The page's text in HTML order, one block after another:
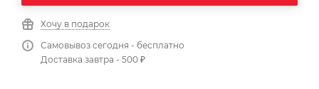
Хочу в подарок
Самовывоз сегодня - бесплатно
Доставка завтра - 500 ₽